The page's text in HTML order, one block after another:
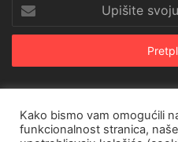
svoju
mail
© Copyright 2026, All
Kako bismo vam omogućili
funkcionalnost stranica,